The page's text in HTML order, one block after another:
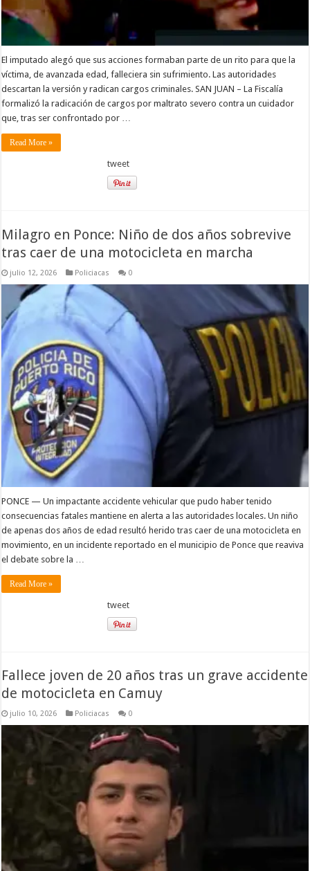
El imputado alegó que sus acciones formaban parte de un rito para que la
víctima, de avanzada edad, falleciera sin sufrimiento. Las autoridades
descartan la versión y radican cargos criminales. SAN JUAN – La Fiscalía
formalizó la radicación de cargos por maltrato severo contra un cuidador
que, tras ser confrontado por …
Read More »
tweet
Milagro en Ponce: Niño de dos años sobrevive
tras caer de una motocicleta en marcha
julio 12, 2026 Policiacas 0
PONCE — Un impactante accidente vehicular que pudo haber tenido
consecuencias fatales mantiene en alerta a las autoridades locales. Un niño
de apenas dos años de edad resultó herido tras caer de una motocicleta en
movimiento, en un incidente reportado en el municipio de Ponce que reaviva
el debate sobre la …
Read More »
tweet
Fallece joven de 20 años tras un grave accidente
de motocicleta en Camuy
julio 10, 2026 Policiacas 0